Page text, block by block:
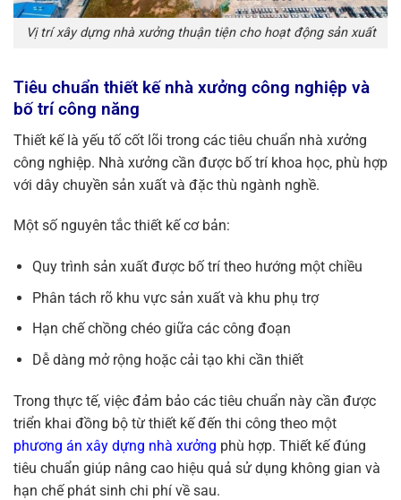
Vị trí xây dựng nhà xưởng thuận tiện cho hoạt động sản xuất
Tiêu chuẩn thiết kế nhà xưởng công nghiệp và
bố trí công năng
Thiết kế là yếu tố cốt lõi trong các tiêu chuẩn nhà xưởng
công nghiệp. Nhà xưởng cần được bố trí khoa học, phù hợp
với dây chuyền sản xuất và đặc thù ngành nghề.
Một số nguyên tắc thiết kế cơ bản:
Quy trình sản xuất được bố trí theo hướng một chiều
Phân tách rõ khu vực sản xuất và khu phụ trợ
Hạn chế chồng chéo giữa các công đoạn
Dễ dàng mở rộng hoặc cải tạo khi cần thiết
Trong thực tế, việc đảm bảo các tiêu chuẩn này cần được
triển khai đồng bộ từ thiết kế đến thi công theo một
phương án xây dựng nhà xưởng phù hợp. Thiết kế đúng
tiêu chuẩn giúp nâng cao hiệu quả sử dụng không gian và
hạn chế phát sinh chi phí về sau.